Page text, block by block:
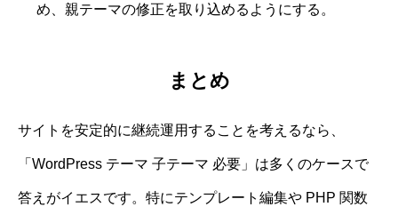
め、親テーマの修正を取り込めるようにする。
まとめ
サイトを安定的に継続運用することを考えるなら、
「WordPress テーマ 子テーマ 必要」は多くのケースで
答えがイエスです。特にテンプレート編集や PHP 関数